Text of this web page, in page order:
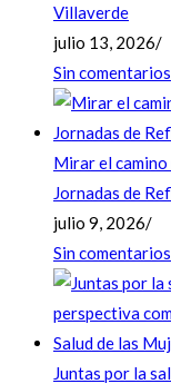
Villaverde
julio 13, 2026/
Sin comentarios
Mirar el
Jornadas de
julio 9, 2026/
Sin comentarios
Juntas por la